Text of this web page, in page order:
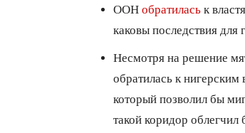
ООН обратилась к
каковы последствия для
Несмотря на решение
обратилась к
который позволил бы
такой коридор